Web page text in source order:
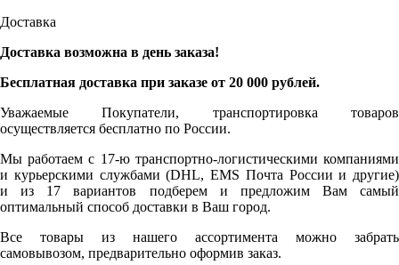
Доставка
Доставка возможна в день заказа!
Бесплатная доставка при заказе от 20 000 рублей.
Уважаемые Покупатели, транспортировка товаров
осуществляется бесплатно по России.
Мы работаем с 17-ю транспортно-логистическими компаниями
и курьерскими службами (DHL, EMS Почта России и другие)
и из 17 вариантов подберем и предложим Вам самый
оптимальный способ доставки в Ваш город.
Все товары из нашего ассортимента можно забрать
самовывозом, предварительно оформив заказ.